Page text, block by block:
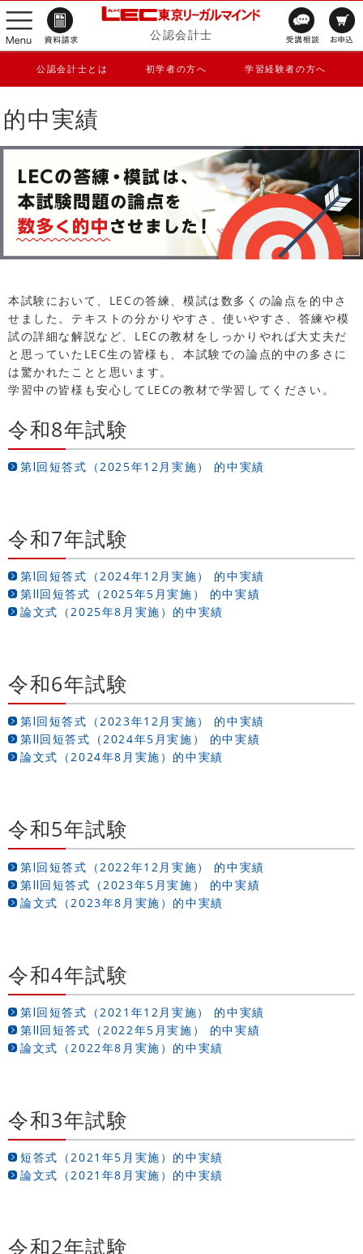
公認会計士
公認会計士とは 初学者の方へ 学習経験者の方へ
的中実績
本試験において、LECの答練、模試は数多くの論点を的中さ
せました。テキストの分かりやすさ、使いやすさ、答練や模
試の詳細な解説など、LECの教材をしっかりやれば大丈夫だ
と思っていたLEC生の皆様も、本試験での論点的中の多さに
は驚かれたことと思います。
学習中の皆様も安心してLECの教材で学習してください。
令和8年試験
第Ⅰ回短答式（2025年12月実施） 的中実績
令和7年試験
第Ⅰ回短答式（2024年12月実施） 的中実績
第Ⅱ回短答式（2025年5月実施） 的中実績
論文式（2025年8月実施）的中実績
令和6年試験
第Ⅰ回短答式（2023年12月実施） 的中実績
第Ⅱ回短答式（2024年5月実施） 的中実績
論文式（2024年8月実施）的中実績
令和5年試験
第Ⅰ回短答式（2022年12月実施） 的中実績
第Ⅱ回短答式（2023年5月実施） 的中実績
論文式（2023年8月実施）的中実績
令和4年試験
第Ⅰ回短答式（2021年12月実施） 的中実績
第Ⅱ回短答式（2022年5月実施） 的中実績
論文式（2022年8月実施）的中実績
令和3年試験
短答式（2021年5月実施）的中実績
論文式（2021年8月実施）的中実績
令和2年試験